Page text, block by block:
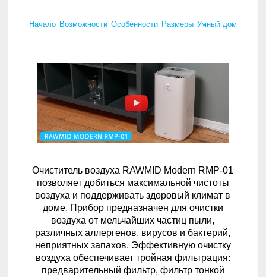
Начало Возможности Особенности Размеры Умный дом
Очиститель воздуха RAWMID Modern RMP-01
позволяет добиться максимальной чистоты
воздуха и поддерживать здоровый климат в
доме. Прибор предназначен для очистки
воздуха от мельчайших частиц пыли,
различных аллергенов, вирусов и бактерий,
неприятных запахов. Эффективную очистку
воздуха обеспечивает тройная фильтрация:
предварительный фильтр, фильтр тонкой